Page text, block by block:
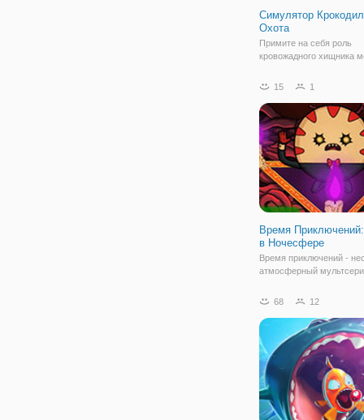
Симулятор
Охота
Примите на себя роль
кровожадного хищника
Крокодила: Охота". Как
котором вам предстоит
кровавая миссия.
цель заключается в том,
15 1
Время Приключений:
в Ночесфере
Время приключений -
атмосферный
разработанные по его
увлекательные. Одну из
открыли сейчас, это -
флеш игра "Время
68 12